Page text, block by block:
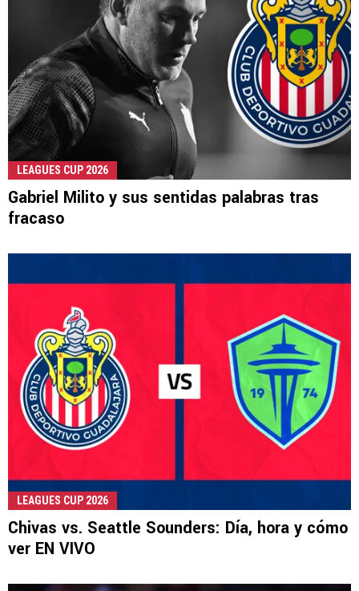
LEAGUES CUP 2026
Gabriel Milito y sus sentidas palabras tras
fracaso
LEAGUES CUP 2026
Chivas vs. Seattle Sounders: Día, hora y cómo
ver EN VIVO